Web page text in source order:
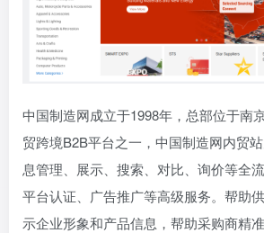
中国制造网成立于1998年，总部位于南
贸跨境B2B平台之一，中国制造网内贸
息管理、展示、搜索、对比、询价等全
平台认证、广告推广等高级服务。帮助
示企业形象和产品信息，帮助采购商精